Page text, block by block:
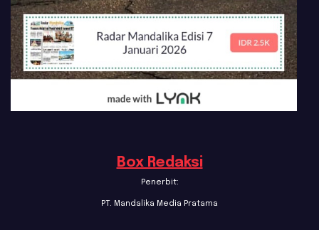
Box Redaksi
Penerbit:
PT. Mandalika Media Pratama